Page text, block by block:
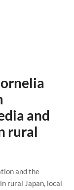
and
rural
and the
rural Japan, local